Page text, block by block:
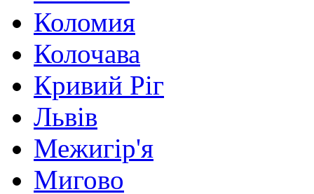
Коломия
Колочава
Кривий Ріг
Львів
Межигір'я
Мигово